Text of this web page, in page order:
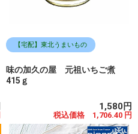
【宅配】東北うまいもの
味の加久の屋 元祖いちご煮
415ｇ
1,580円
税込価格 1,706.40 円